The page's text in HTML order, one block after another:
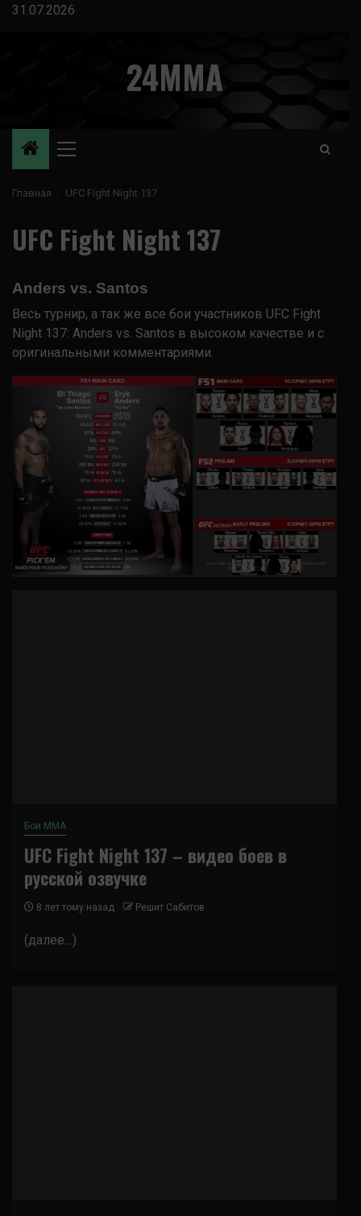
Перейти
31.07.2026
24MMA
Основное
Главная UFC Fight Night 137
UFC Fight Night 137
Anders vs. Santos
Весь турнир, а так же все бои участников UFC Fight
Night 137: Anders vs. Santos в высоком качестве и с
оригинальными комментариями.
Бои ММА
UFC Fight Night 137 – видео боев в
русской озвучке
8 лет тому назад Решит Сабитов
(далее…)